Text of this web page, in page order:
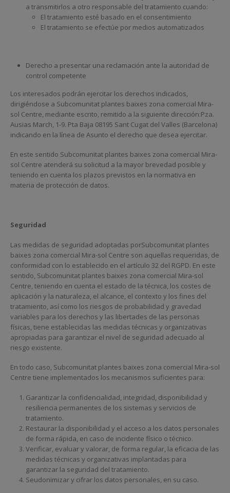
a transmitirlos a otro responsable del tratamiento cuando:
El tratamiento esté basado en el consentimiento
El tratamiento se efectúe por medios automatizados
Derecho a presentar una reclamación ante la autoridad de
control competente
Los interesados podrán ejercitar los derechos indicados,
dirigiéndose a Subcomunitat plantes baixes zona comercial Mira-
sol Centre, mediante escrito, remitido a la siguiente dirección:Pza.
Ausias March, 1-9. Pta Baja 08195 Sant Cugat del Valles (Barcelona)
indicando en la línea de Asunto el derecho que desea ejercitar.
En este sentido Subcomunitat plantes baixes zona comercial Mira-
sol Centre atenderá su solicitud a la mayor brevedad posible y
teniendo en cuenta los plazos previstos en la normativa en
materia de protección de datos.
Seguridad
Las medidas de seguridad adoptadas porSubcomunitat plantes
baixes zona comercial Mira-sol Centre son aquellas requeridas, de
conformidad con lo establecido en el artículo 32 del RGPD. En este
sentido, Subcomunitat plantes baixes zona comercial Mira-sol
Centre, teniendo en cuenta el estado de la técnica, los costes de
aplicación y la naturaleza, el alcance, el contexto y los fines del
tratamiento, así como los riesgos de probabilidad y gravedad
variables para los derechos y las libertades de las personas
físicas, tiene establecidas las medidas técnicas y organizativas
apropiadas para garantizar el nivel de seguridad adecuado al
riesgo existente.
En todo caso, Subcomunitat plantes baixes zona comercial Mira-sol
Centre tiene implementados los mecanismos suficientes para:
Garantizar la confidencialidad, integridad, disponibilidad y
resiliencia permanentes de los sistemas y servicios de
tratamiento.
Restaurar la disponibilidad y el acceso a los datos personales
de forma rápida, en caso de incidente físico o técnico.
Verificar, evaluar y valorar, de forma regular, la eficacia de las
medidas técnicas y organizativas implantadas para
garantizar la seguridad del tratamiento.
Seudonimizar y cifrar los datos personales, en su caso.